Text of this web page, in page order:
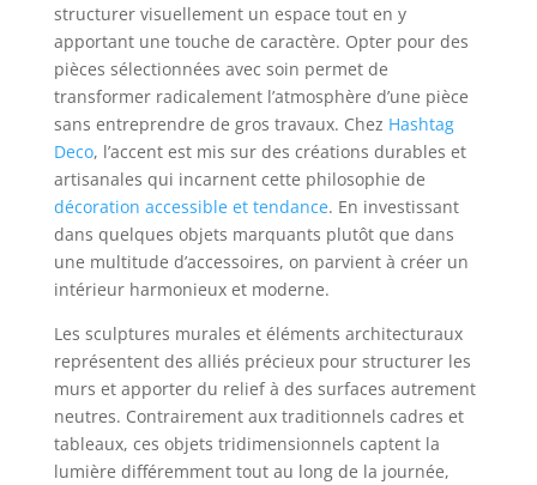
structurer visuellement un espace tout en y
apportant une touche de caractère. Opter pour des
pièces sélectionnées avec soin permet de
transformer radicalement l’atmosphère d’une pièce
sans entreprendre de gros travaux. Chez Hashtag
Deco, l’accent est mis sur des créations durables et
artisanales qui incarnent cette philosophie de
décoration accessible et tendance. En investissant
dans quelques objets marquants plutôt que dans
une multitude d’accessoires, on parvient à créer un
intérieur harmonieux et moderne.
Les sculptures murales et éléments architecturaux
représentent des alliés précieux pour structurer les
murs et apporter du relief à des surfaces autrement
neutres. Contrairement aux traditionnels cadres et
tableaux, ces objets tridimensionnels captent la
lumière différemment tout au long de la journée,